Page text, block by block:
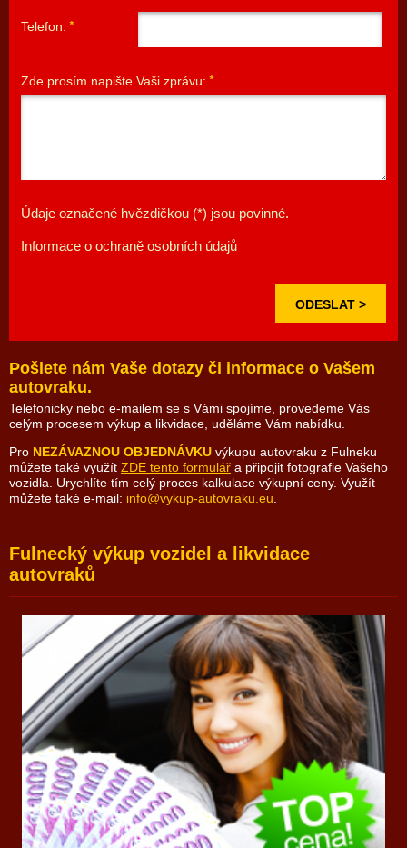
Telefon:
Zde prosím napište Vaši zprávu:
Údaje označené hvězdičkou (*) jsou povinné.
Informace o ochraně osobních údajů
Pošlete nám Vaše dotazy či informace o Vašem
autovraku.
Telefonicky nebo e-mailem se s Vámi spojíme, provedeme Vás
celým procesem výkup a likvidace, uděláme Vám nabídku.
Pro NEZÁVAZNOU OBJEDNÁVKU výkupu autovraku z Fulneku
můžete také využít ZDE tento formulář a připojit fotografie Vašeho
vozidla. Urychlíte tím celý proces kalkulace výkupní ceny. Využít
můžete také e-mail: info@vykup-autovraku.eu
Fulnecký výkup vozidel a likvidace
autovraků